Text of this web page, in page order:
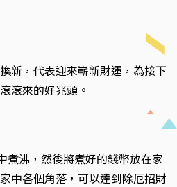
新，代表迎來嶄新財運，為接下
滾來的好兆頭。
煮沸，然後將煮好的錢幣放在家
中各個角落，可以達到除厄招財